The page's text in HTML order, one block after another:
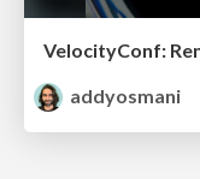
addyosmani